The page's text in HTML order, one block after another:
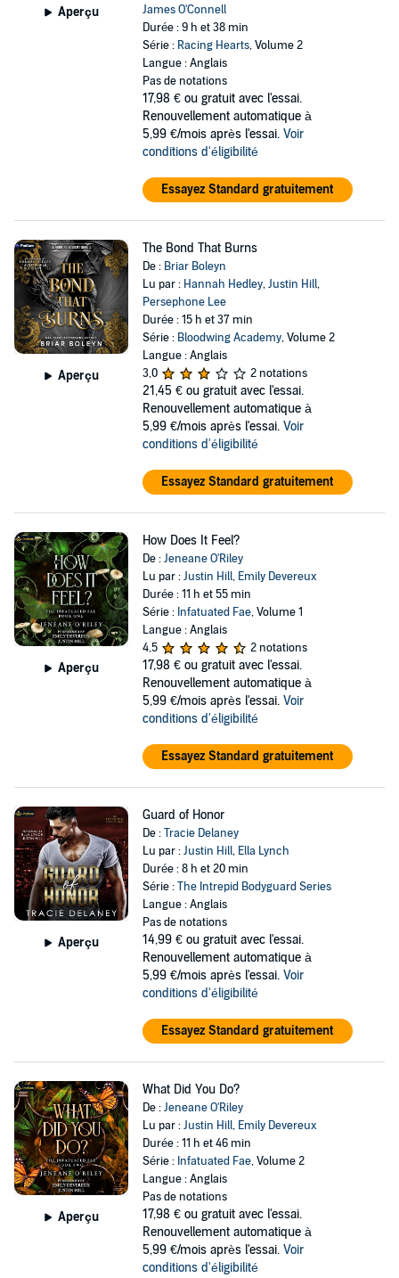
Aperçu
James O'Connell
Durée : 9 h et 38 min
Série : Racing Hearts, Volume 2
Langue : Anglais
Pas de notations
17,98 € ou gratuit avec l'essai.
Renouvellement automatique à
5,99 €/mois après l'essai. Voir
conditions d'éligibilité
Essayez Standard gratuitement
Aperçu
The Bond That Burns
De : Briar Boleyn
Lu par : Hannah Hedley,Justin Hill,
Persephone Lee
Durée : 15 h et 37 min
Série : Bloodwing Academy, Volume 2
Langue : Anglais
3,0
2 notations
21,45 € ou gratuit avec l'essai.
Renouvellement automatique à
5,99 €/mois après l'essai. Voir
conditions d'éligibilité
Essayez Standard gratuitement
Aperçu
How Does It Feel?
De :Jeneane O'Riley
Lu par :Justin Hill, Emily Devereux
Durée : 11 h et 55 min
Série : Infatuated Fae, Volume 1
Langue : Anglais
4,5
2 notations
17,98 € ou gratuit avec l'essai.
Renouvellement automatique à
5,99 €/mois après l'essai. Voir
conditions d'éligibilité
Essayez Standard gratuitement
Aperçu
Guard of Honor
De :Tracie Delaney
Lu par :Justin Hill, Ella Lynch
Durée : 8 h et 20 min
Série :The Intrepid Bodyguard Series
Langue : Anglais
Pas de notations
14,99 € ou gratuit avec l'essai.
Renouvellement automatique à
5,99 €/mois après l'essai. Voir
conditions d'éligibilité
Essayez Standard gratuitement
Aperçu
What Did You Do?
De :Jeneane O'Riley
Lu par :Justin Hill, Emily Devereux
Durée : 11 h et 46 min
Série : Infatuated Fae, Volume 2
Langue : Anglais
Pas de notations
17,98 € ou gratuit avec l'essai.
Renouvellement automatique à
5,99 €/mois après l'essai. Voir
conditions d'éligibilité